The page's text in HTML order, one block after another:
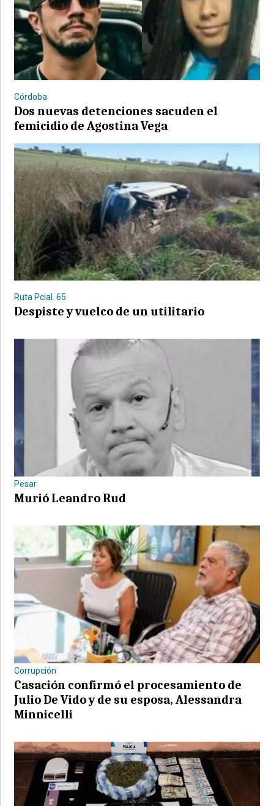
Córdoba
Dos nuevas detenciones sacuden el
femicidio de Agostina Vega
Ruta Pcial. 65
Despiste y vuelco de un utilitario
Pesar
Murió Leandro Rud
Corrupción
Casación confirmó el procesamiento de
Julio De Vido y de su esposa, Alessandra
Minnicelli